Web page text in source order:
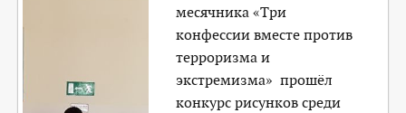
месячника «Три
конфессии вместе против
терроризма и
экстремизма» прошёл
конкурс рисунков среди